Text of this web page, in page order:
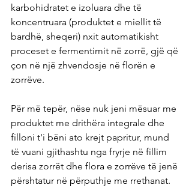
karbohidratet e izoluara dhe të
koncentruara (produktet e miellit të
bardhë, sheqeri) nxit automatikisht
proceset e fermentimit në zorrë, gjë që
çon në një zhvendosje në florën e
zorrëve.
Për më tepër, nëse nuk jeni mësuar me
produktet me drithëra integrale dhe
filloni t'i bëni ato krejt papritur, mund
të vuani gjithashtu nga fryrje në fillim
derisa zorrët dhe flora e zorrëve të jenë
përshtatur në përputhje me rrethanat.